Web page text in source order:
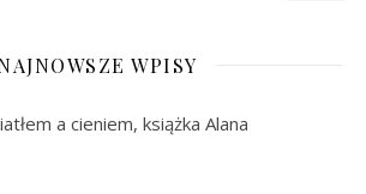
WPISY
a cieniem, książka Alana